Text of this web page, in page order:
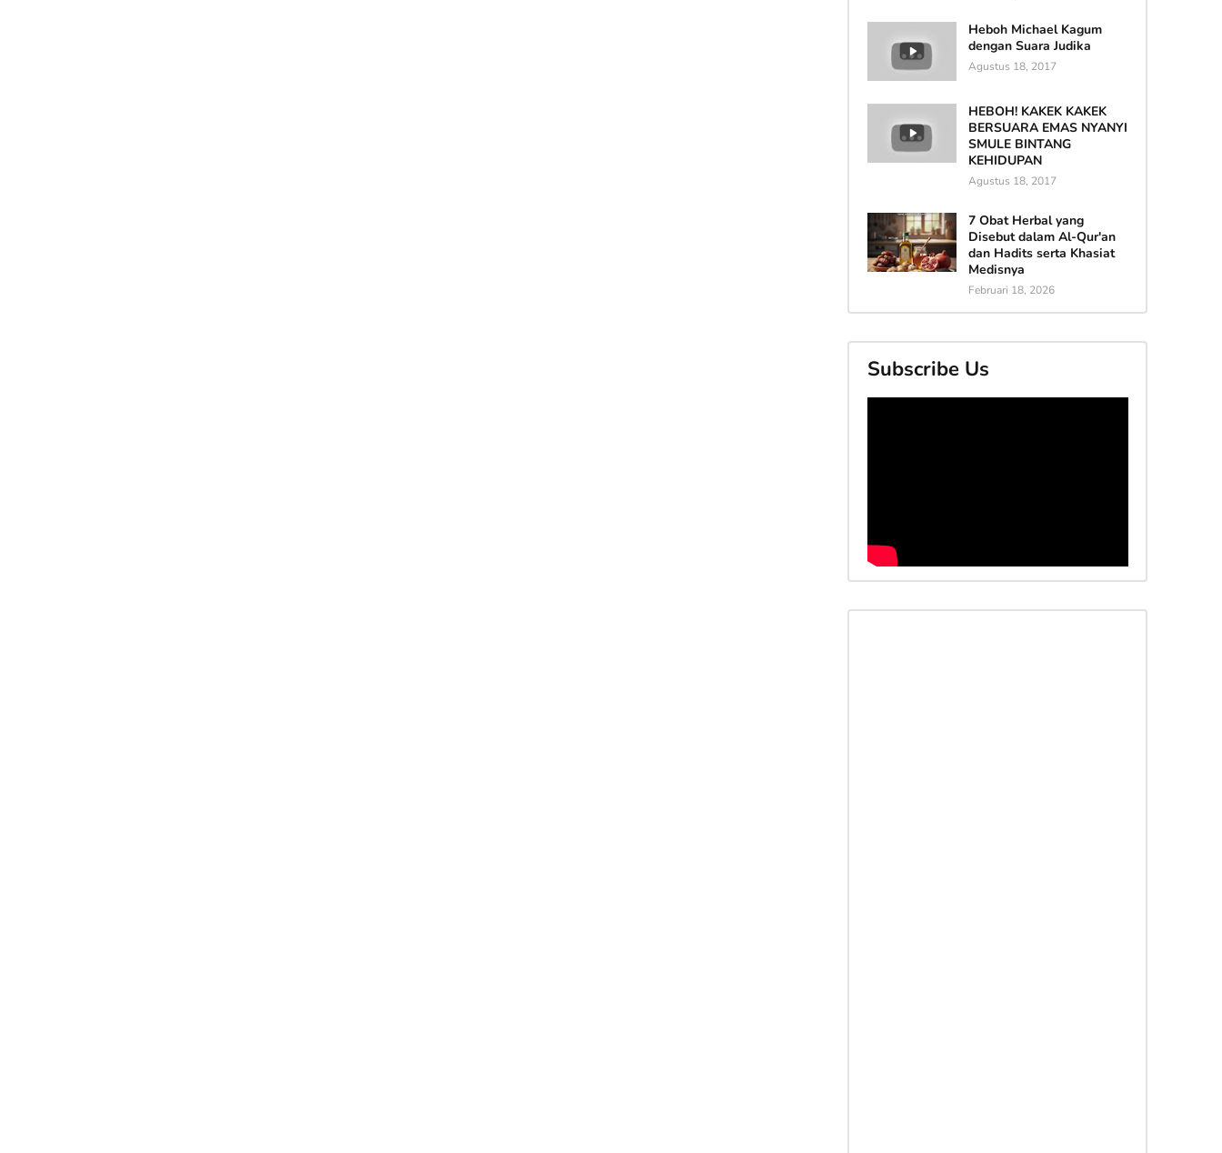
Heboh Michael Kagum
dengan Suara Judika
Agustus 18, 2017
HEBOH! KAKEK KAKEK
BERSUARA EMAS NYANYI
SMULE BINTANG
KEHIDUPAN
Agustus 18, 2017
7 Obat Herbal yang
Disebut dalam Al-Qur'an
dan Hadits serta Khasiat
Medisnya
Februari 18, 2026
Subscribe Us